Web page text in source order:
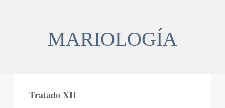
MARIOLOGÍA
Tratado XII